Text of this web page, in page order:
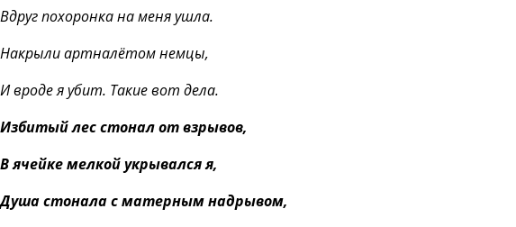
Вдруг похоронка на меня ушла.
Накрыли артналётом немцы,
И вроде я убит. Такие вот дела.
Избитый лес стонал от взрывов,
В ячейке мелкой укрывался я,
Душа стонала с матерным надрывом,